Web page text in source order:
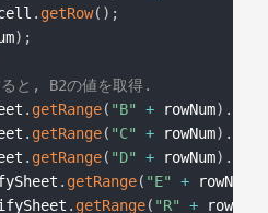
. getRow( ) ;
) ;
と, B2の値を取得.
. getRange( "B" + rowNum) .
. getRange( "C" + rowNum) .
. getRange( "D" + rowNum) .
. getRange( "E" + rowNum
. getRange( "R" + rowNum